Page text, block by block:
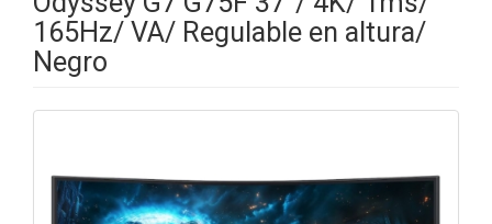
165Hz/ VA/ Regulable en altura/
Negro